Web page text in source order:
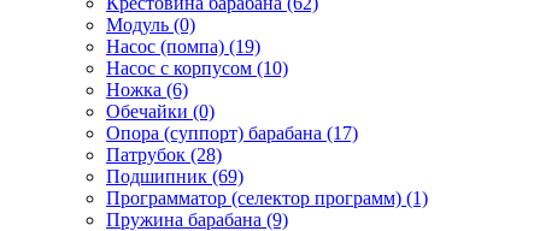
Модуль (0)
Насос (помпа) (19)
Насос c корпусом (10)
Ножка (6)
Обечайки (0)
Опора (суппорт) барабана (17)
Патрубок (28)
Подшипник (69)
Программатор (селектор программ) (1)
Пружина барабана (9)